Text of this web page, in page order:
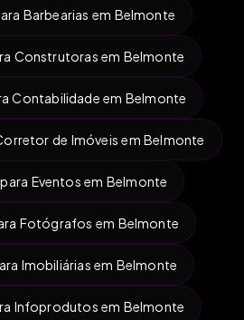
Barbearias em Belmonte
Construtoras em Belmonte
Contabilidade em Belmonte
de Imóveis em Belmonte
Eventos em Belmonte
Fotógrafos em Belmonte
Imobiliárias em Belmonte
Infoprodutos em Belmonte